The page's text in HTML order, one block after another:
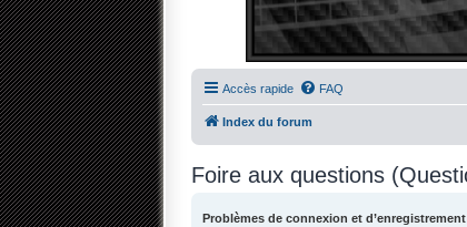
Accès rapide FAQ
Index du forum
Foire aux questions
Problèmes de connexion et d’enregistrement